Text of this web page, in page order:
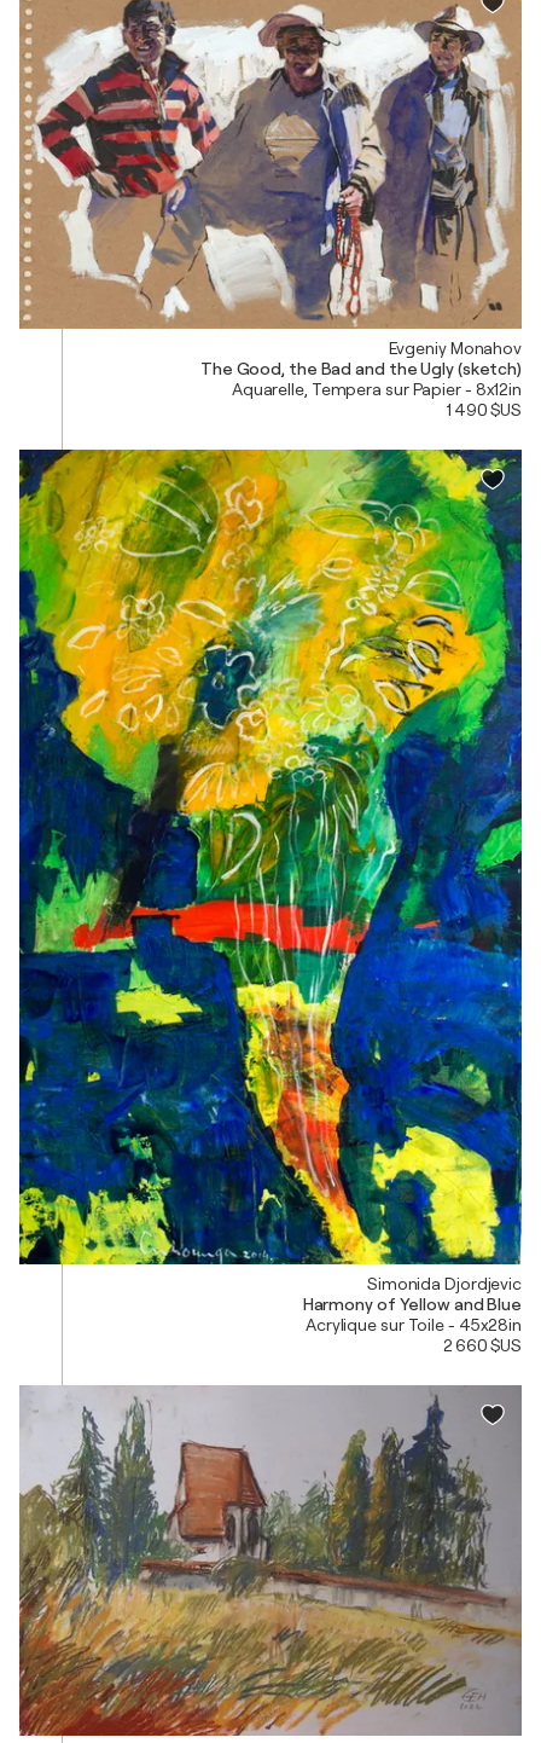
Evgeniy Monahov
The Good, the Bad and the Ugly (sketch)
Aquarelle, Tempera sur Papier - 8x12in
1 490 $US
Simonida Djordjevic
Harmony of Yellow and Blue
Acrylique sur Toile - 45x28in
2 660 $US